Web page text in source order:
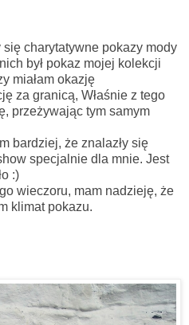
charytatywne pokazy mody
był pokaz mojej kolekcji
miałam okazję
za granicą, Właśnie z tego
przeżywając tym samym
bardziej, że znalazły się
specjalnie dla mnie. Jest
:)
wieczoru, mam nadzieję, że
klimat pokazu.